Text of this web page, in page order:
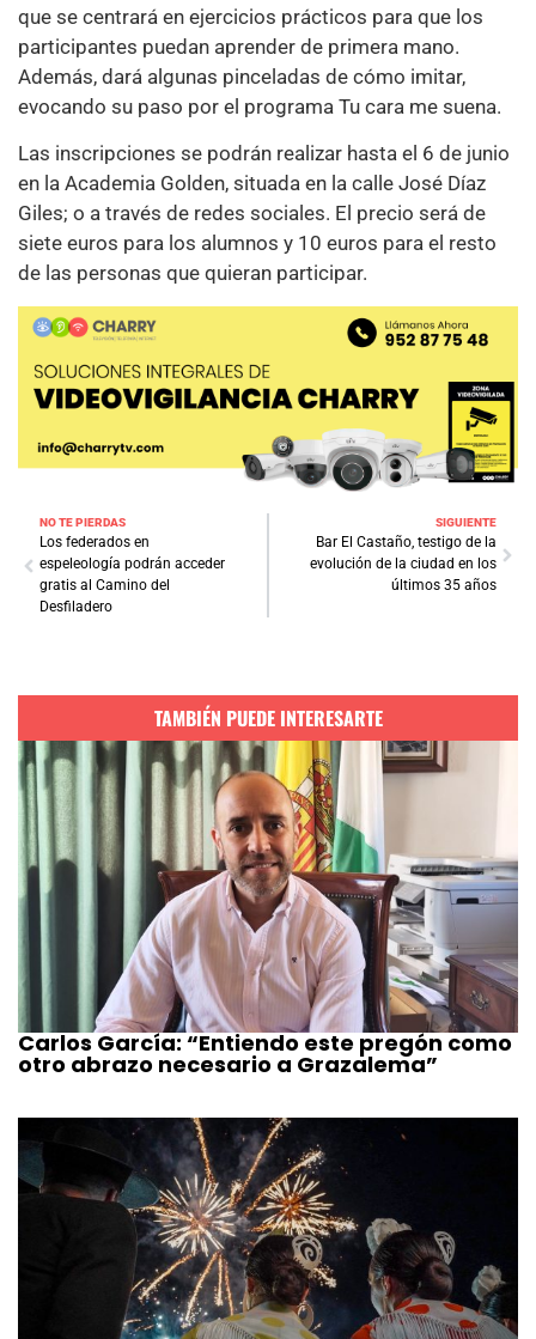
que se centrará en ejercicios prácticos para que los
participantes puedan aprender de primera mano.
Además, dará algunas pinceladas de cómo imitar,
evocando su paso por el programa Tu cara me suena.
Las inscripciones se podrán realizar hasta el 6 de junio
en la Academia Golden, situada en la calle José Díaz
Giles; o a través de redes sociales. El precio será de
siete euros para los alumnos y 10 euros para el resto
de las personas que quieran participar.
NO TE PIERDAS
Los federados en
espeleología podrán acceder
gratis al Camino del
Desfiladero
SIGUIENTE
Bar El Castaño, testigo de la
evolución de la ciudad en los
últimos 35 años
TAMBIÉN PUEDE INTERESARTE
Carlos García: “Entiendo este pregón como
otro abrazo necesario a Grazalema”